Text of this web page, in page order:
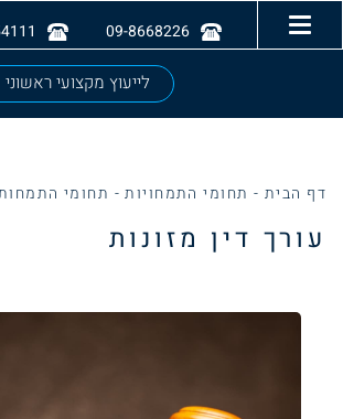
09-8668226
לייעוץ מקצועי ראשוני
דף הבית - תחומי התמחויות- תחומי
עורך דין מזונות